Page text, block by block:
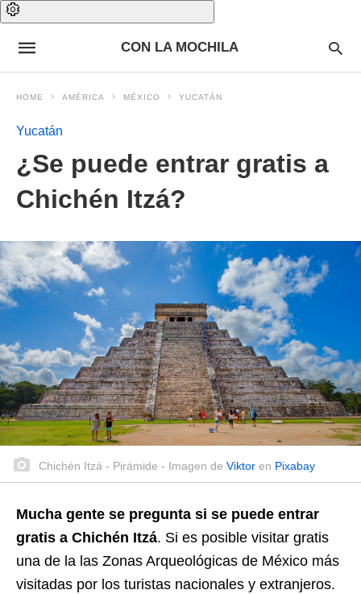
CON LA MOCHILA
HOME AMÉRICA MÉXICO YUCATÁN
Yucatán
¿Se puede entrar gratis a
Chichén Itzá?
Chichén Itzá - Pirámide - Imagen de Viktor en Pixabay
Mucha gente se pregunta si se puede entrar
gratis a Chichén Itzá. Si es posible visitar gratis
una de la las Zonas Arqueológicas de México más
visitadas por los turistas nacionales y extranjeros.